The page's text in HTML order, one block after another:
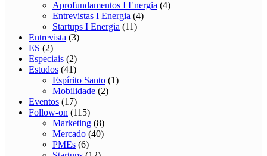
Aprofundamentos I Energia (4)
Entrevistas I Energia (4)
Startups I Energia (11)
Entrevista (3)
ES (2)
Especiais (2)
Estudos (41)
Espírito Santo (1)
Mobilidade (2)
Eventos (17)
Follow-on (115)
Marketing (8)
Mercado (40)
PMEs (6)